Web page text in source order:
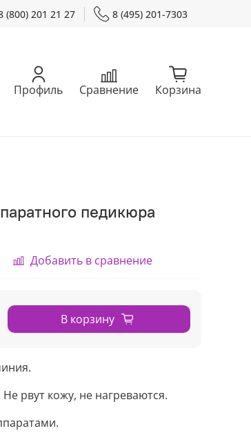
(800) 201 21 27 8 (495) 201-7303
Профиль Сравнение Корзина
педикюра
Добавить в сравнение
В корзину
Не рвут кожу, не нагреваются.